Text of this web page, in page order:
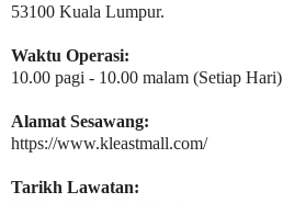
53100 Kuala Lumpur.
Waktu Operasi:
10.00 pagi - 10.00 malam (Setiap Hari)
Alamat Sesawang:
https://www.kleastmall.com/
Tarikh Lawatan: